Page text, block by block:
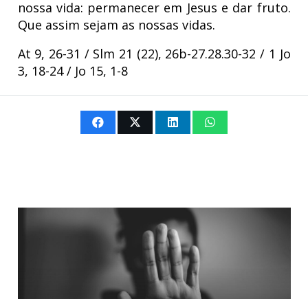
nossa vida: permanecer em Jesus e dar fruto.
Que assim sejam as nossas vidas.
At 9, 26-31 / Slm 21 (22), 26b-27.28.30-32 / 1 Jo
3, 18-24 / Jo 15, 1-8